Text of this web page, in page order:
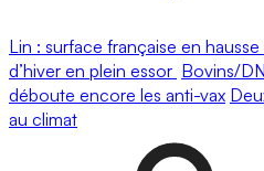
Lin : surface française en
d’hiver en plein essor Bovins/
déboute encore les anti-vax
au climat